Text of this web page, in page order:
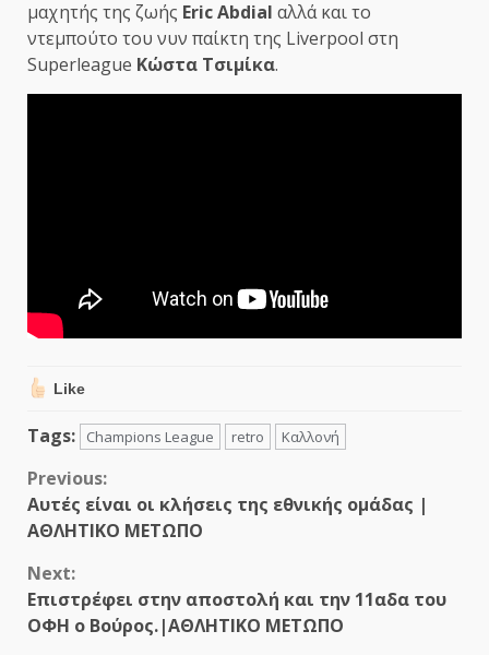
μαχητής της ζωής Eric Abdial αλλά και το
ντεμπούτο του νυν παίκτη της Liverpool στη
Superleague Κώστα Τσιμίκα.
Like
Tags: Champions League retro Καλλονή
Continue
Reading
Previous:
Αυτές είναι οι κλήσεις της εθνικής ομάδας |
ΑΘΛΗΤΙΚΟ ΜΕΤΩΠΟ
Next:
Επιστρέφει στην αποστολή και την 11αδα του
ΟΦΗ ο Βούρος.|ΑΘΛΗΤΙΚΟ ΜΕΤΩΠΟ